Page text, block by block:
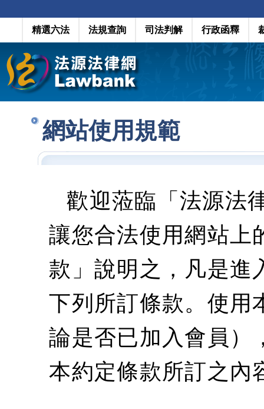
精選六法 法規查詢 司法判解 行政函釋
網站使用規範
歡迎蒞臨「法源法
讓您合法使用網站上
款」說明之，凡是進
下列所訂條款。使用
論是否已加入會員）
本約定條款所訂之內